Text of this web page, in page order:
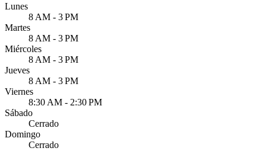
Lunes
8 AM - 3 PM
Martes
8 AM - 3 PM
Miércoles
8 AM - 3 PM
Jueves
8 AM - 3 PM
Viernes
8:30 AM - 2:30 PM
Sábado
Cerrado
Domingo
Cerrado